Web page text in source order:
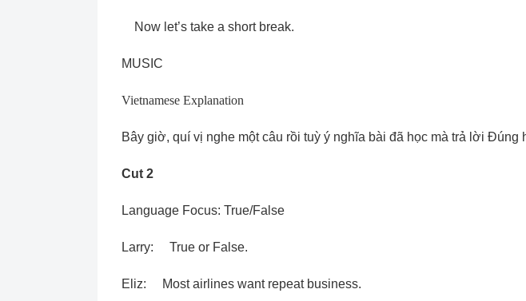
Now let’s take a short break.
MUSIC
Vietnamese Explanation
Bây giờ, quí vị nghe một câu rồi tuỳ ý nghĩa bài đã học mà trả lời Ðúng
Cut 2
Language Focus: True/False
Larry: True or False.
Eliz: Most airlines want repeat business.